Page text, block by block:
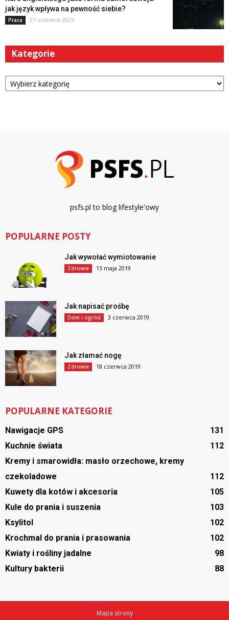
jak język wpływa na pewność siebie?
Praca 27 czerwca 2025
Kategorie
Kategorie
psfs.pl to blog lifestyle'owy
POPULARNE POSTY
Jak wywołać wymiotowanie
Zdrowie 15 maja 2019
Jak napisać prośbę
Dom i ogród 3 czerwca 2019
Jak złamać nogę
Zdrowie 18 czerwca 2019
POPULARNE KATEGORIE
Nawigacje GPS
131
Kuchnie świata
112
Kremy i smarowidła: masło orzechowe, kremy
czekoladowe
112
Kuwety dla kotów i akcesoria
105
Kule do prania i suszenia
103
Ksylitol
102
Krochmal do prania i prasowania
102
Kwiaty i rośliny jadalne
98
Kultury bakterii
88
Mapa strony